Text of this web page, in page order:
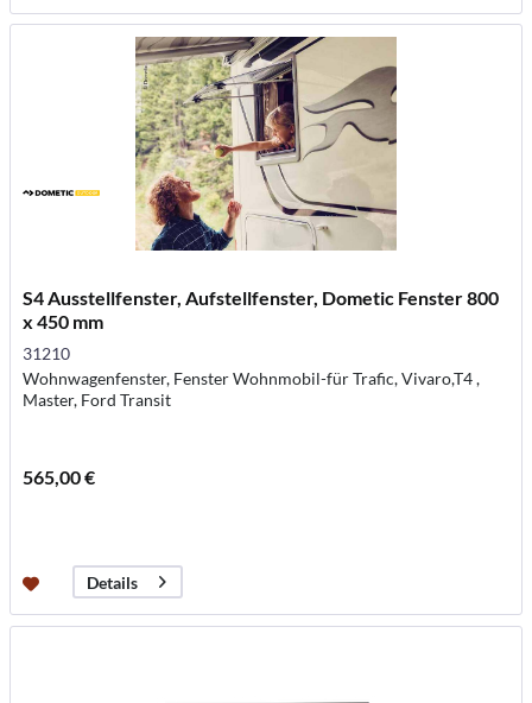
S4 Ausstellfenster, Aufstellfenster, Dometic Fenster 800
x 450 mm
31210
Wohnwagenfenster, Fenster Wohnmobil-für Trafic, Vivaro,T4 ,
Master, Ford Transit
565,00 €
Details